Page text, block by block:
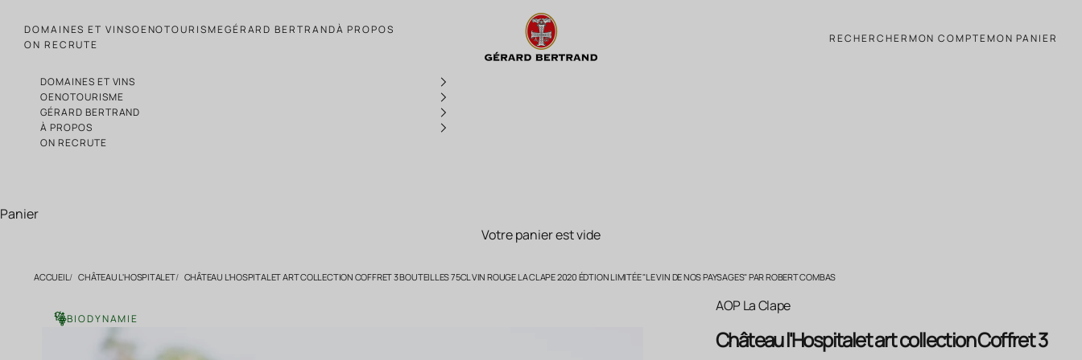
Château l'Hospitalet art collection Coffret 3 bouteilles 75cl vin roug
DOMAINES ET VINSOENOTOURISMEGÉRARD BERTRANDÀ PROPOS
ON RECRUTE
RECHERCHERMON COMPTEMON PANIER
DOMAINES ET VINS
OENOTOURISME
GÉRARD BERTRAND
À PROPOS
ON RECRUTE
Panier
Votre panier est vide
ACCUEIL CHÂTEAU L'HOSPITALET CHÂTEAU L'HOSPITALET ART COLLECTION COFFRET 3 BOUTEILLES 75CL VIN ROUGE LA CLAPE 2020 ÉDTION LIMITÉE "LE VIN DE NOS PAYSAGES" PAR ROBERT COMBAS
BIODYNAMIE
AOP La Clape
Château l'Hospitalet art collection Coffret 3